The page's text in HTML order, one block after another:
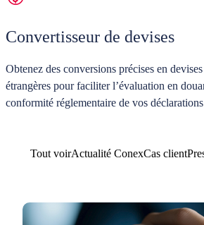
Convertisseur de devises
Obtenez des conversions précises en devises
étrangères pour faciliter l’évaluation en
conformité réglementaire de vos
Tout voirActualité ConexCas client